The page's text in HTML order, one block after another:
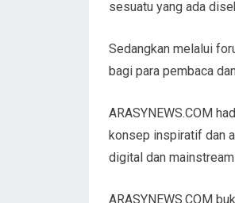
sesuatu yang ada
Sedangkan melalui
bagi para pembaca
ARASYNEWS.COM
konsep inspiratif dan
digital dan
ARASYNEWS.COM